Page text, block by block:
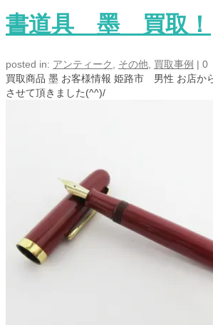
書道具 墨 買取！
posted in: アンティーク その他 買取事例 | 0
買取商品 墨 お客様情報 姫路市 男性 お店か
させて頂きました(^^)/